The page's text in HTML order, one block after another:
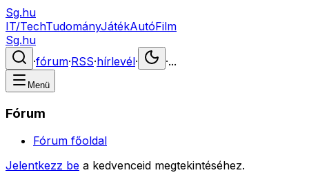
Sg.hu
IT/TechTudományJátékAutóFilm
Sg.hu
·fórum·RSS·hírlevél· ·...
Menü
Fórum
Fórum főoldal
Jelentkezz be a kedvenceid megtekintéséhez.